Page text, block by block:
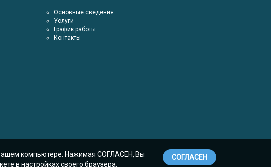
Основные сведения
Услуги
График работы
Контакты
Вашем компьютере. Нажимая СОГЛАСЕН, Вы
в настройках своего браузера.
СОГЛАСЕН